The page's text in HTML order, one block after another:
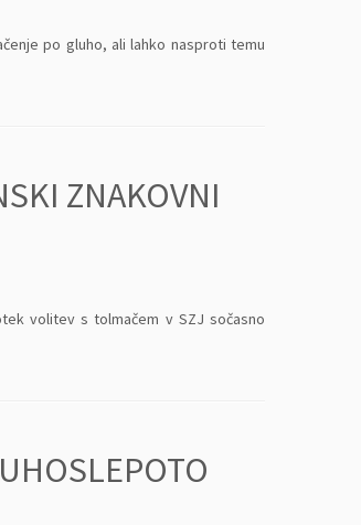
po gluho, ali lahko nasproti temu
ZNAKOVNI
volitev s tolmačem v SZJ sočasno